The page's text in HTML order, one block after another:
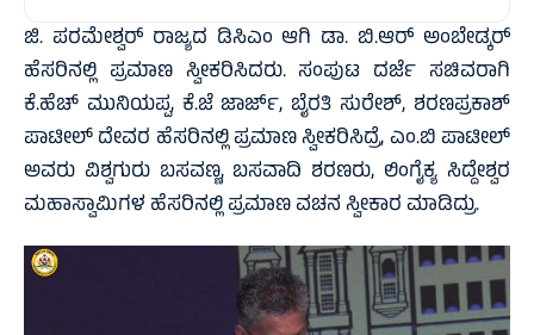
ಜಿ. ಪರಮೇಶ್ವರ್‌ ರಾಜ್ಯದ ಡಿಸಿಎಂ ಆಗಿ ಡಾ. ಬಿ.ಆರ್‌ ಅಂಬೇಡ್ಕರ್‌
ಹೆಸರಿನಲ್ಲಿ ಪ್ರಮಾಣ ಸ್ವೀಕರಿಸಿದರು. ಸಂಪುಟ ದರ್ಜೆ ಸಚಿವರಾಗಿ
ಕೆ.ಹೆಚ್‌ ಮುನಿಯಪ್ಪ, ಕೆ.ಜೆ ಜಾರ್ಜ್‌, ಬೈರತಿ ಸುರೇಶ್‌, ಶರಣಪ್ರಕಾಶ್‌
ಪಾಟೀಲ್‌ ದೇವರ ಹೆಸರಿನಲ್ಲಿ ಪ್ರಮಾಣ ಸ್ವೀಕರಿಸಿದ್ರೆ, ಎಂ.ಬಿ ಪಾಟೀಲ್‌
ಅವರು ವಿಶ್ವಗುರು ಬಸವಣ್ಣ, ಬಸವಾದಿ ಶರಣರು, ಲಿಂಗೈಕ್ಯ ಸಿದ್ದೇಶ್ವರ
ಮಹಾಸ್ವಾಮಿಗಳ ಹೆಸರಿನಲ್ಲಿ ‌ಪ್ರಮಾಣ ವಚನ ಸ್ವೀಕಾರ ಮಾಡಿದ್ರು.